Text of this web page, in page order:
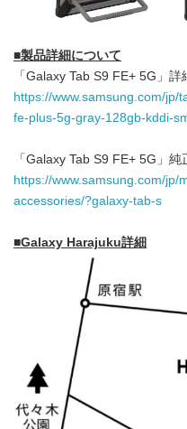
■製品詳細について
「Galaxy Tab S9 FE+ 5G」詳
https://www.samsung.com/jp/
fe-plus-5g-gray-128gb-kddi-
「Galaxy Tab S9 FE+ 5G」
https://www.samsung.com/jp/
accessories/?galaxy-tab-s
■Galaxy Harajuku詳細